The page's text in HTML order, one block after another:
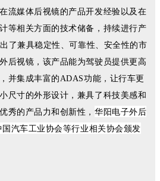
流媒体后视镜的产品开发经验以及在
等相关方面的技术储备，持续进行产
了兼具稳定性、可靠性、安全性的市
视镜，该产品能为驾驶员提供更高
并集成丰富的ADAS功能，让行车更
尺寸的外形设计，兼具了科技美感和
秀的产品力和创新性， 华阳电子外后
汽车工业协会等行业相关协会颁发